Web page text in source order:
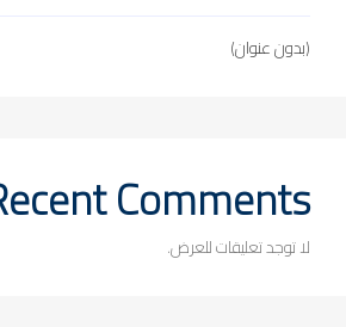
(بدون عنوان)
Recent Comments
لا توجد تعليقات للعرض.